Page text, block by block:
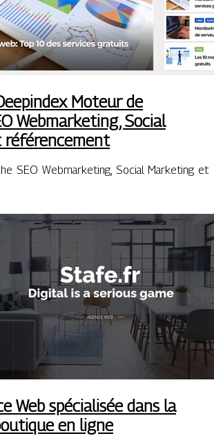
Moteur de
Web­mar­ke­ting, Social
SEO Webmarketing, Social Marketing et
Web spécialisée dans la
en ligne